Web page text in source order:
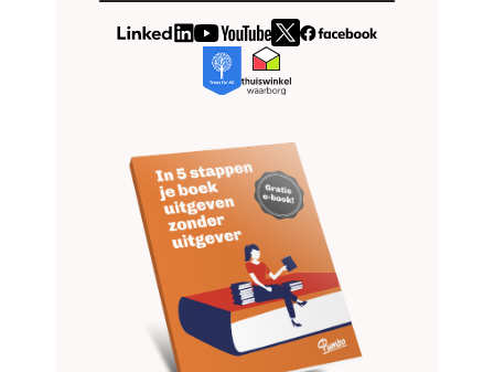
Image Image ImageImage
ImageImage